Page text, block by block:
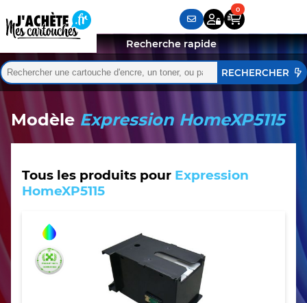
Rechercher :
Quand les résultats de l'auto-complétion sont
Recherche rapide
Modèle Expression HomeXP5115
Tous les produits pour Expression
HomeXP5115